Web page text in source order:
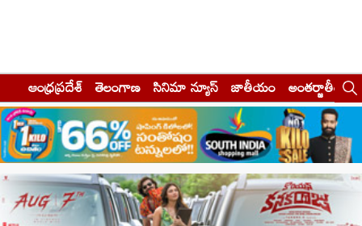
ఆంధ్రప్రదేశ్ తెలంగాణ సినిమా న్యూస్ జాతీయం అంతర్జాతీయం